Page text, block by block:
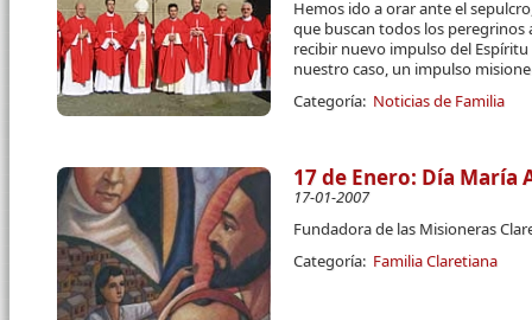
Hemos ido a orar ante el
que buscan todos los peregrinos
recibir nuevo impulso del
nuestro caso, un impulso
Categoría: Noticias de Familia
17 de Enero: Día María
17-01-2007
Fundadora de las Misioneras
Categoría: Familia Claretiana